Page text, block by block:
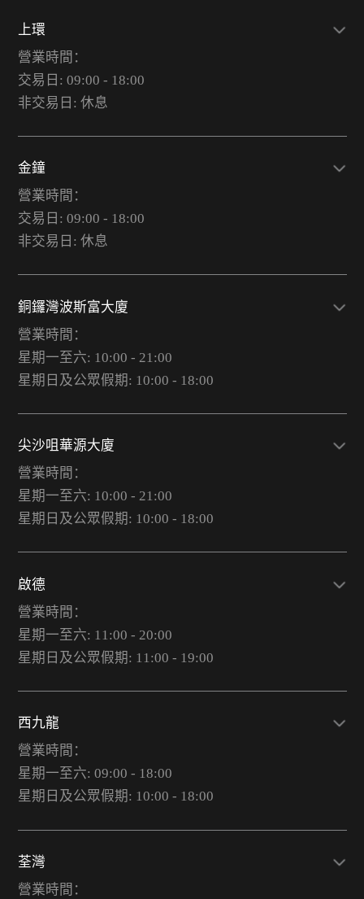
上環
營業時間：
交易日: 09:00 - 18:00
非交易日: 休息
金鐘
營業時間：
交易日: 09:00 - 18:00
非交易日: 休息
銅鑼灣波斯富大廈
營業時間：
星期一至六: 10:00 - 21:00
星期日及公眾假期: 10:00 - 18:00
尖沙咀華源大廈
營業時間：
星期一至六: 10:00 - 21:00
星期日及公眾假期: 10:00 - 18:00
啟德
營業時間：
星期一至六: 11:00 - 20:00
星期日及公眾假期: 11:00 - 19:00
西九龍
營業時間：
星期一至六: 09:00 - 18:00
星期日及公眾假期: 10:00 - 18:00
荃灣
營業時間：